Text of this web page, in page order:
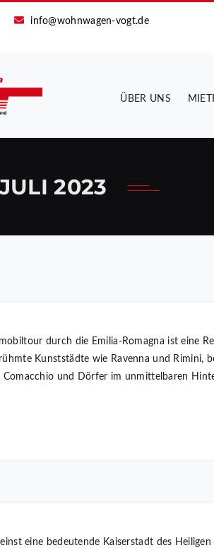
info@wohnwagen-vogt.de
ÜBER UNS
2023
durch die Emilia-Romagna ist eine
Kunststädte wie Ravenna und Rimini,
Comacchio und Dörfer im unmittelbaren
eine bedeutende Kaiserstadt des